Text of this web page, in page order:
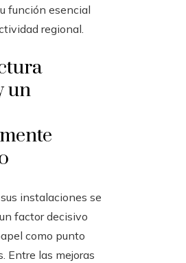
función esencial
regional.
un
instalaciones se
factor decisivo
como punto
Entre las mejoras